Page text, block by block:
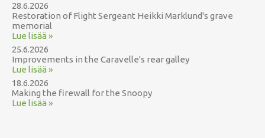
28.6.2026
Restoration of Flight Sergeant Heikki Marklund's grave
memorial
Lue lisää »
25.6.2026
Improvements in the Caravelle's rear galley
Lue lisää »
18.6.2026
Making the firewall for the Snoopy
Lue lisää »